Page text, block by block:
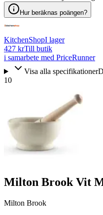
Hur beräknas poängen?
KitchenShopI lager
427 krTill butik
i samarbete med PriceRunner
Visa alla specifikationer
10
Milton Brook Vit
Milton Brook